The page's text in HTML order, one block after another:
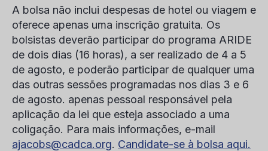
A bolsa não inclui despesas de hotel ou viagem e
oferece apenas uma inscrição gratuita. Os
bolsistas deverão participar do programa ARIDE
de dois dias (16 horas), a ser realizado de 4 a 5
de agosto, e poderão participar de qualquer uma
das outras sessões programadas nos dias 3 e 6
de agosto. apenas pessoal responsável pela
aplicação da lei que esteja associado a uma
coligação. Para mais informações, e-mail
ajacobs@cadca.org. Candidate-se à bolsa aqui.